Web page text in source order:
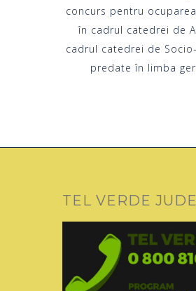
concurs pentru
în cadrul catedrei de
cadrul catedrei de
predate în limba
TEL VERDE